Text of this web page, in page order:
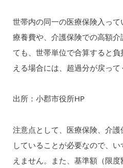
世帯内の同一の医療保険入っ
療養費や、介護保険での高額
ても、世帯単位で合算すると
える場合には、超過分が戻って
出所：小郡市役所HP
注意点として、医療保険、介
していることが必要なので、
えません。また、基準額（限